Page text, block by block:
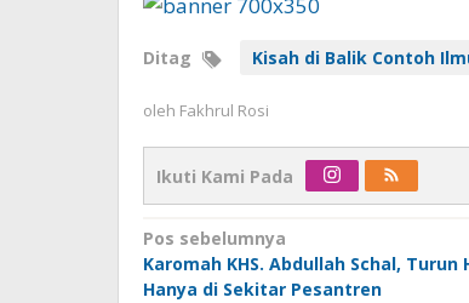
Ditag Kisah di Balik Contoh
oleh Fakhrul Rosi
Ikuti Kami Pada
Navigasi
pos
Pos sebelumnya
Karomah KHS. Abdullah Schal, Turun
Hanya di Sekitar Pesantren